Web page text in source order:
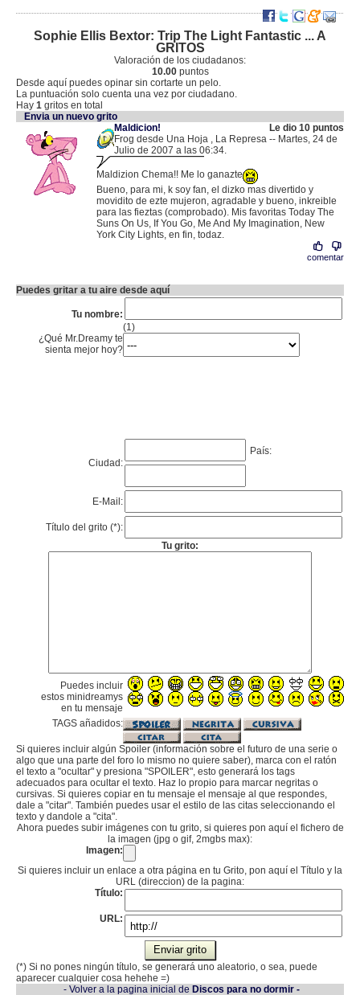
Sophie Ellis Bextor: Trip The Light Fantastic ... A
GRITOS
Valoración de los ciudadanos:
10.00puntos
Desde aquí puedes opinar sin cortarte un pelo.
La puntuación solo cuenta una vez por ciudadano.
Hay 1 gritos en total
Envia un nuevo grito
Maldicion!
Le dio 10 puntos
Frog desde Una Hoja , La Represa -- Martes, 24 de
Julio de 2007 a las 06:34.
Maldizion Chema!! Me lo ganazte
Bueno, para mi, k soy fan, el dizko mas divertido y
movidito de ezte mujeron, agradable y bueno, inkreible
para las fieztas (comprobado). Mis favoritas Today The
Suns On Us, If You Go, Me And My Imagination, New
York City Lights, en fin, todaz.
comentar
Puedes gritar a tu aire desde aquí
Tu nombre:
(1)
¿Qué Mr.Dreamy te
sienta mejor hoy?
Ciudad:
País:
E-Mail:
Título del grito (*):
Tu grito:
Puedes incluir
estos minidreamys
en tu mensaje
TAGS añadidos:
Si quieres incluir algún Spoiler (información sobre el futuro de una serie o
algo que una parte del foro lo mismo no quiere saber), marca con el ratón
el texto a "ocultar" y presiona "SPOILER", esto generará los tags
adecuados para ocultar el texto. Haz lo propio para marcar negritas o
cursivas. Si quieres copiar en tu mensaje el mensaje al que respondes,
dale a "citar". También puedes usar el estilo de las citas seleccionando el
texto y dandole a "cita".
Ahora puedes subir imágenes con tu grito, si quieres pon aquí el fichero de
la imagen (jpg o gif, 2mgbs max):
Imagen:
Si quieres incluir un enlace a otra página en tu Grito, pon aquí el Título y la
URL (direccion) de la pagina:
Título:
URL:
(*) Si no pones ningún título, se generará uno aleatorio, o sea, puede
aparecer cualquier cosa hehehe =)
- Volver a la pagina inicial de Discos para no dormir -